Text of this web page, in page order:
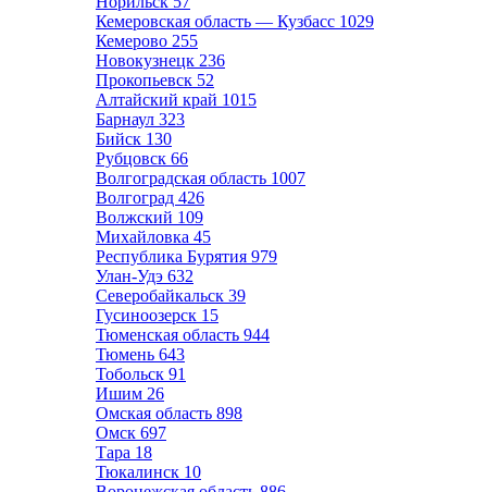
Кемеровская область — Кузбасс 1029
Кемерово 255
Новокузнецк 236
Прокопьевск 52
Алтайский край 1015
Барнаул 323
Бийск 130
Рубцовск 66
Волгоградская область 1007
Волгоград 426
Волжский 109
Михайловка 45
Республика Бурятия 979
Улан-Удэ 632
Северобайкальск 39
Гусиноозерск 15
Тюменская область 944
Тюмень 643
Тобольск 91
Ишим 26
Омская область 898
Омск 697
Тара 18
Тюкалинск 10